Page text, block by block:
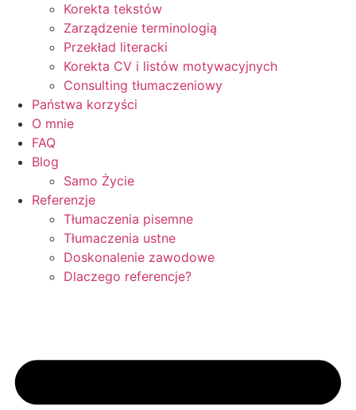
Korekta tekstów
Zarządzenie terminologią
Przekład literacki
Korekta CV i listów motywacyjnych
Consulting tłumaczeniowy
Państwa korzyści
O mnie
FAQ
Blog
Samo Życie
Referenzje
Tłumaczenia pisemne
Tłumaczenia ustne
Doskonalenie zawodowe
Dlaczego referencje?